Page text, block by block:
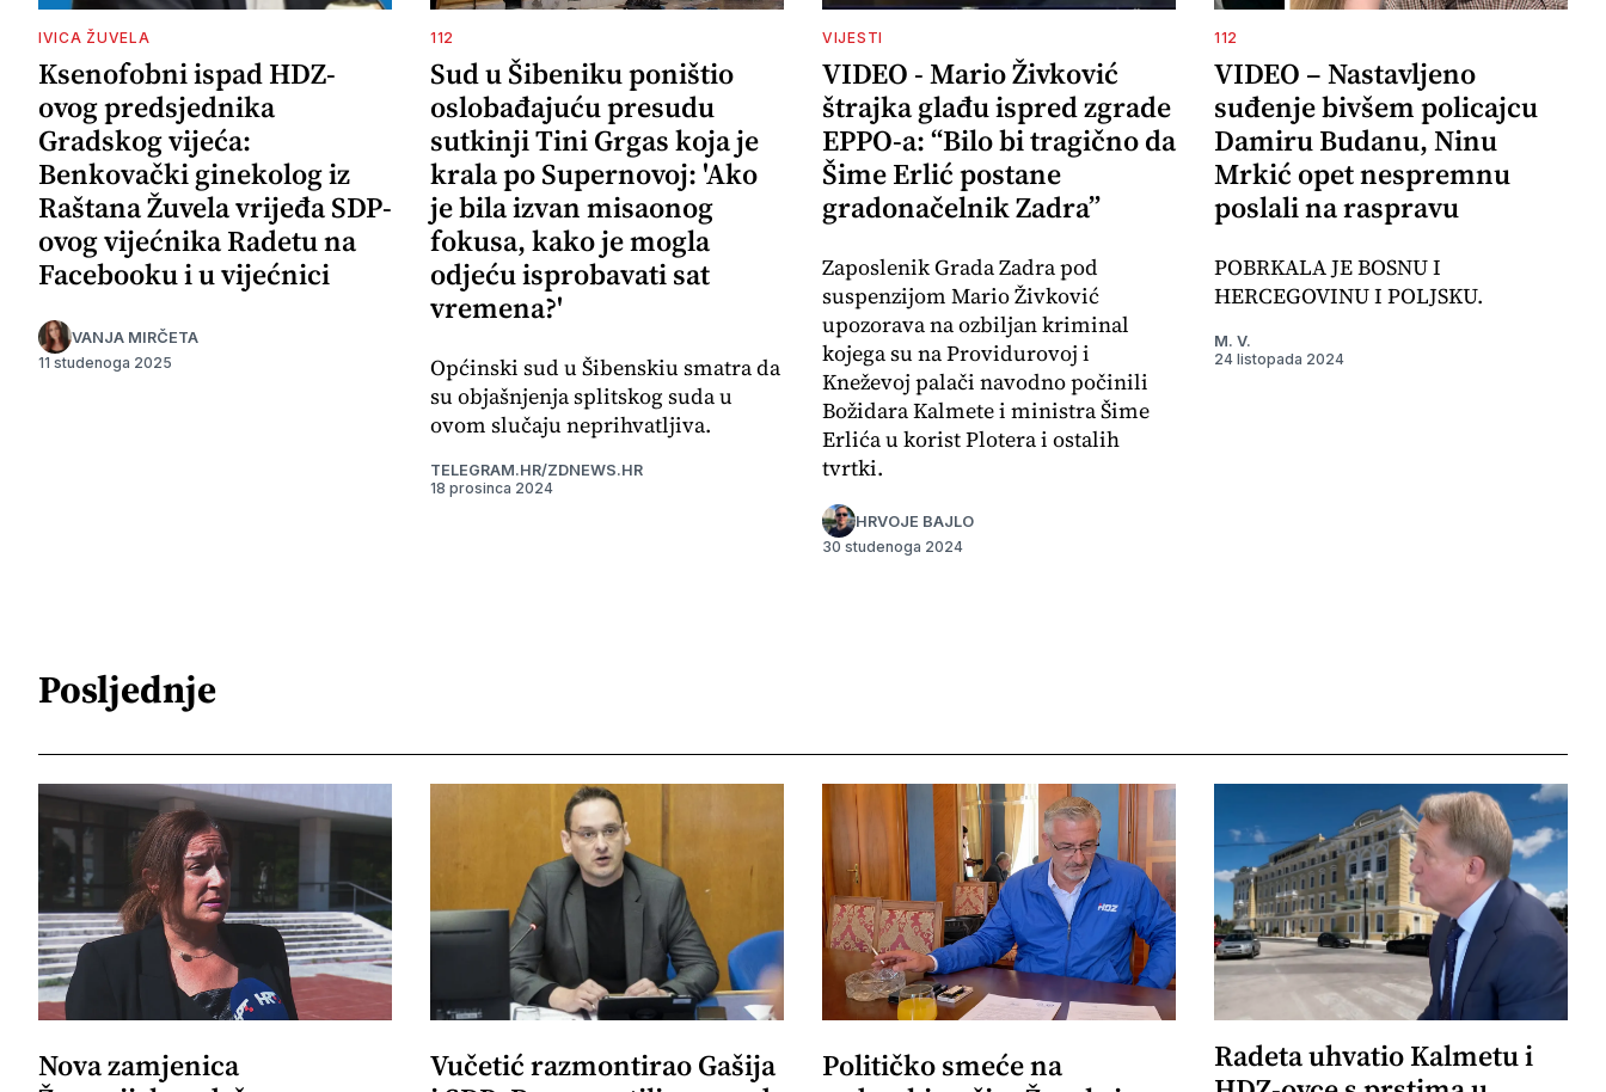
IVICA ŽUVELA
Ksenofobni ispad HDZ-
ovog predsjednika
Gradskog vijeća:
Benkovački ginekolog iz
Raštana Žuvela vrijeđa SDP-
ovog vijećnika Radetu na
Facebooku i u vijećnici
VANJA MIRČETA
11 studenoga 2025
112
Sud u Šibeniku poništio
oslobađajuću presudu
sutkinji Tini Grgas koja je
krala po Supernovoj: 'Ako
je bila izvan misaonog
fokusa, kako je mogla
odjeću isprobavati sat
vremena?'
Općinski sud u Šibenskiu smatra da
su objašnjenja splitskog suda u
ovom slučaju neprihvatljiva.
TELEGRAM.HR/ZDNEWS.HR
18 prosinca 2024
VIJESTI
VIDEO - Mario Živković
štrajka glađu ispred zgrade
EPPO-a: “Bilo bi tragično da
Šime Erlić postane
gradonačelnik Zadra”
Zaposlenik Grada Zadra pod
suspenzijom Mario Živković
upozorava na ozbiljan kriminal
kojega su na Providurovoj i
Kneževoj palači navodno počinili
Božidara Kalmete i ministra Šime
Erlića u korist Plotera i ostalih
tvrtki.
HRVOJE BAJLO
30 studenoga 2024
112
VIDEO – Nastavljeno
suđenje bivšem policajcu
Damiru Budanu, Ninu
Mrkić opet nespremnu
poslali na raspravu
POBRKALA JE BOSNU I
HERCEGOVINU I POLJSKU.
M. V.
24 listopada 2024
Posljednje
Nova zamjenica
Vučetić razmontirao Gašija
Političko smeće na
Radeta uhvatio Kalmetu i